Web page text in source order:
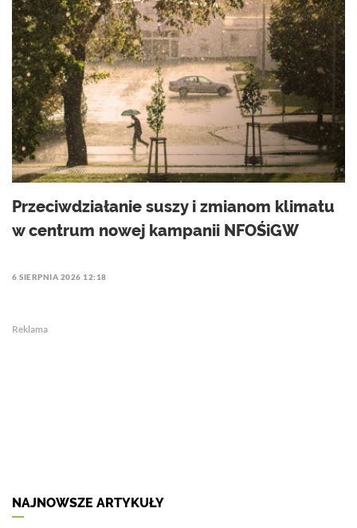
Przeciwdziałanie suszy i zmianom klimatu
w centrum nowej kampanii NFOŚiGW
6 SIERPNIA 2026 12:18
Reklama
NAJNOWSZE ARTYKUŁY